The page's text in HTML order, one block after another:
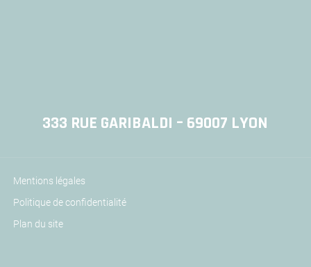
333 RUE GARIBALDI – 69007 LYON
Mentions légales
Politique de confidentialité
Plan du site